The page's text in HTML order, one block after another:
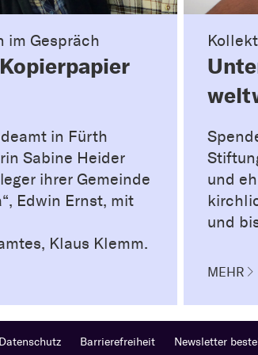
im Gespräch
in Fürth
Sabine Heider
ihrer Gemeinde
Edwin Ernst, mit
Klaus Klemm.
und
und
MEHR
Datenschutz Barrierefreiheit Newsletter